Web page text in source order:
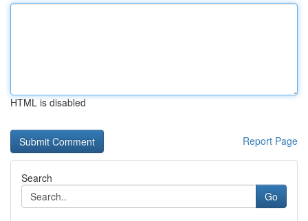
HTML is disabled
Report Page
Search
Go